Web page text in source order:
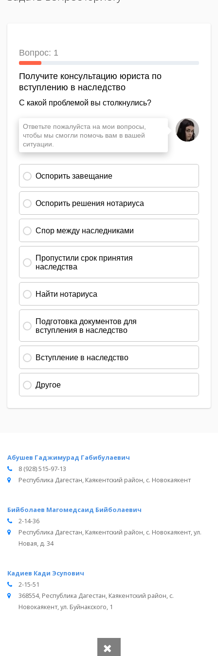
Абушев Гаджимурад Габибулаевич
8 (928) 515-97-13
Республика Дагестан, Каякентский район, с. Новокаякент
Бийболаев Магомедсаид Бийболаевич
2-14-36
Республика Дагестан, Каякентский район, с. Новокаякент, ул.
Новая, д. 34
Кадиев Кади Эсупович
2-15-51
368554, Республика Дагестан, Каякентский район, с.
Новокаякент, ул. Буйнакского, 1